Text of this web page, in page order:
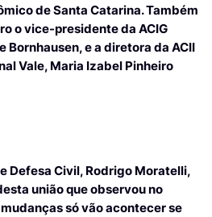
de Santa Catarina. Também
o vice-presidente da ACIG
Bornhausen, e a diretora da ACII
Vale, Maria Izabel Pinheiro
Defesa Civil, Rodrigo Moratelli,
união que observou no
só vão acontecer se